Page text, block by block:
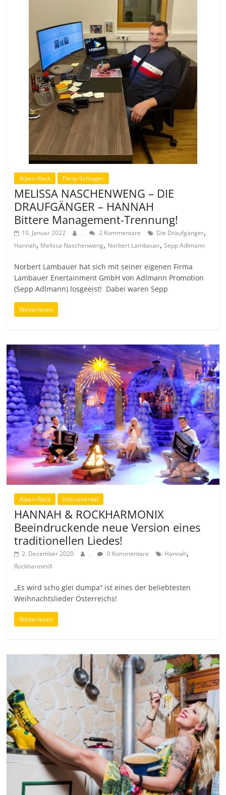
Alpen-Rock Party-Schlager
MELISSA NASCHENWENG – DIE
DRAUFGÄNGER – HANNAH
Bittere Management-Trennung!
10. Januar 2022 . 2 Kommentare Die Draufgänger,
Hannah, Melissa Naschenweng, Norbert Lambauer,Sepp Adlmann
Norbert Lambauer hat sich mit seiner eigenen Firma
Lambauer Enertainment GmbH von Adlmann Promotion
(Sepp Adlmann) losgeeist! Dabei waren Sepp
Weiterlesen
Alpen-Rock Instrumental
HANNAH & ROCKHARMONIX
Beeindruckende neue Version eines
traditionellen Liedes!
2. Dezember 2020 . 0 Kommentare Hannah,
RockharminiX
„Es wird scho glei dumpa“ ist eines der beliebtesten
Weihnachtslieder Österreichs!
Weiterlesen